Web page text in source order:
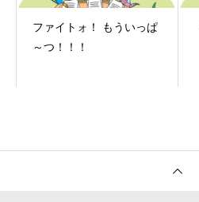
ファイトォ！ もういっぱ
～つ！！！